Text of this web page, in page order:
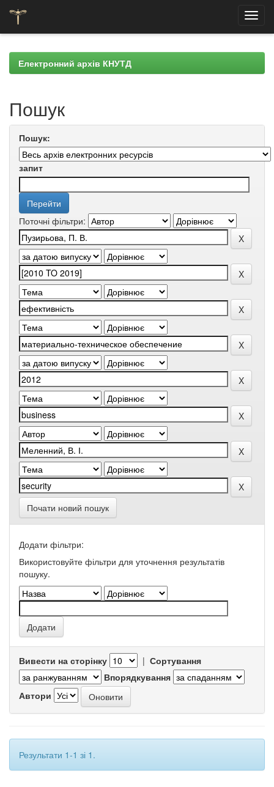
navigationЕлектронний архів КНУТД
Пошук
Пошук:
запит
Поточні фільтри:
Почати новий пошук
Додати фільтри:
Використовуйте фільтри для уточнення результатів
пошуку.
Вивести на сторінку | Сортування
Впорядкування
Автори
Результати 1-1 зі 1.